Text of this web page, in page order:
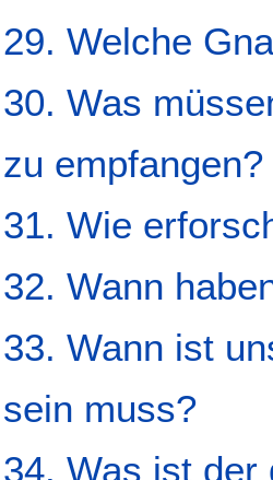
29. Welche
30. Was
zu empfangen?
31. Wie
32. Wann
33. Wann ist
sein muss?
34. Was ist der